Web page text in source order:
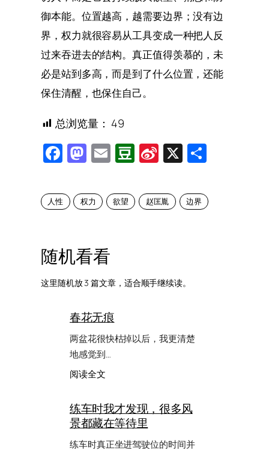
御本能。位置越高，越需要边界；没有边
界，权力就很容易从工具变成一种把人反
过来吞进去的结构。真正值得羡慕的，未
必是站到多高，而是到了什么位置，还能
保住清醒，也保住自己。
总浏览量： 49
Facebook
Mastodon
EmailDouban
Sina
X
人性 权力 欲望 赵匡胤 边界
随机看看
这里随机放 3 篇文章，适合顺手继续读。
春花无痕
两盆花很快枯掉以后，我更清楚
地感觉到…
阅读全文：
无
痕
练车时我才发现，很多风
景都藏在等待里
练车时真正坐进驾驶位的时间并